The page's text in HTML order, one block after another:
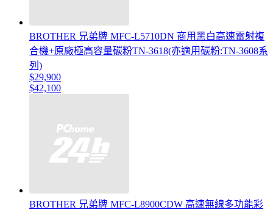
BROTHER 兄弟牌 MFC-L5710DN 商用黑白高速雷射複
合機+原廠極高容量碳粉TN-3618(亦適用碳粉:TN-3608系
列)
$29,900
$42,100
BROTHER 兄弟牌 MFC-L8900CDW 高速無線多功能彩